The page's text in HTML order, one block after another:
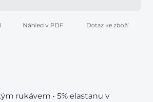
Náhled v PDF Dotaz ke zboží
rukávem • 5% elastanu v